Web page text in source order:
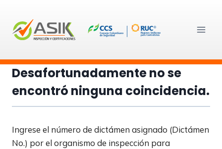
content
Desafortunadamente no se
encontró ninguna coincidencia.
Ingrese el número de dictámen asignado (Dictámen
No.) por el organismo de inspección para